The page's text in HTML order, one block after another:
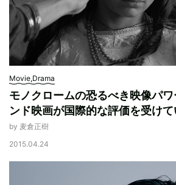
Movie,Drama
モノクロームの恐るべき映像パ
ンド映画が国際的な評価を受け
by 麦倉正樹
2015.04.24